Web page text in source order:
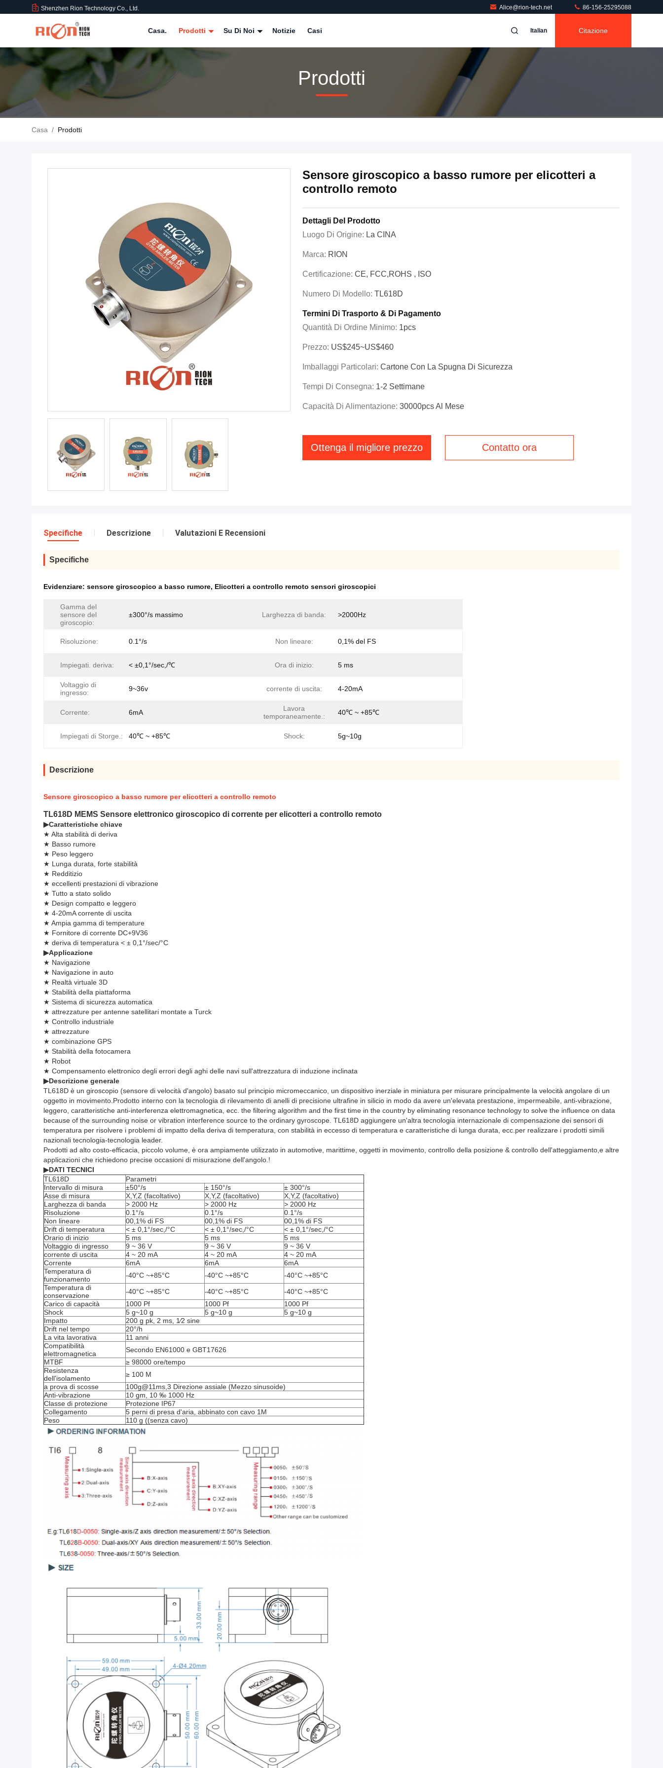
Shenzhen Rion Technology Co., Ltd. Alice@rion-tech.net 86-156-25295088
Casa. Prodotti Su Di Noi Notizie Casi Italian Citazione
Prodotti
Casa / Prodotti
Sensore giroscopico a basso rumore per elicotteri a
controllo remoto
Dettagli Del Prodotto
Luogo Di Origine: La CINA
Marca: RION
Certificazione: CE, FCC,ROHS , ISO
Numero Di Modello: TL618D
Termini Di Trasporto & Di Pagamento
Quantità Di Ordine Minimo: 1pcs
Prezzo: US$245~US$460
Imballaggi Particolari: Cartone Con La Spugna Di Sicurezza
Tempi Di Consegna: 1-2 Settimane
Capacità Di Alimentazione: 30000pcs Al Mese
Ottenga il migliore prezzo Contatto ora
Specifiche Descrizione Valutazioni E Recensioni
Specifiche
Evidenziare: sensore giroscopico a basso rumore, Elicotteri a controllo remoto sensori giroscopici
Gamma del
sensore del
giroscopio:
±300°/s massimo Larghezza di banda: >2000Hz
Risoluzione: 0.1°/s Non lineare: 0,1% del FS
Impiegati. deriva: < ±0,1°/sec,/℃ Ora di inizio: 5 ms
Voltaggio di
ingresso:
9~36v corrente di uscita: 4-20mA
Corrente: 6mA
Lavora
temporaneamente.:
40℃ ~ +85℃
Impiegati di Storge.: 40℃ ~ +85℃ Shock: 5g~10g
Descrizione
Sensore giroscopico a basso rumore per elicotteri a controllo remoto
TL618D MEMS Sensore elettronico giroscopico di corrente per elicotteri a controllo remoto
▶Caratteristiche chiave
★ Alta stabilità di deriva
★ Basso rumore
★ Peso leggero
★ Lunga durata, forte stabilità
★ Redditizio
★ eccellenti prestazioni di vibrazione
★ Tutto a stato solido
★ Design compatto e leggero
★ 4-20mA corrente di uscita
★ Ampia gamma di temperature
★ Fornitore di corrente DC+9V36
★ deriva di temperatura < ± 0,1°/sec/°C
▶Applicazione
★ Navigazione
★ Navigazione in auto
★ Realtà virtuale 3D
★ Stabilità della piattaforma
★ Sistema di sicurezza automatica
★ attrezzature per antenne satellitari montate a Turck
★ Controllo industriale
★ attrezzature
★ combinazione GPS
★ Stabilità della fotocamera
★ Robot
★ Compensamento elettronico degli errori degli aghi delle navi sull'attrezzatura di induzione inclinata
▶Descrizione generale
TL618D è un giroscopio (sensore di velocità d'angolo) basato sul principio micromeccanico, un dispositivo inerziale in miniatura per misurare principalmente la velocità angolare di un
oggetto in movimento.Prodotto interno con la tecnologia di rilevamento di anelli di precisione ultrafine in silicio in modo da avere un'elevata prestazione, impermeabile, anti-vibrazione,
leggero, caratteristiche anti-interferenza elettromagnetica, ecc. the filtering algorithm and the first time in the country by eliminating resonance technology to solve the influence on data
because of the surrounding noise or vibration interference source to the ordinary gyroscope. TL618D aggiungere un'altra tecnologia internazionale di compensazione dei sensori di
temperatura per risolvere i problemi di impatto della deriva di temperatura, con stabilità in eccesso di temperatura e caratteristiche di lunga durata, ecc.per realizzare i prodotti simili
nazionali tecnologia-tecnologia leader.
Prodotti ad alto costo-efficacia, piccolo volume, è ora ampiamente utilizzato in automotive, marittime, oggetti in movimento, controllo della posizione & controllo dell'atteggiamento,e altre
applicazioni che richiedono precise occasioni di misurazione dell'angolo.!
▶DATI TECNICI
TL618D
Parametri
Intervallo di misura
±50°/s ± 150°/s
± 300°/s
Asse di misura
X,Y,Z (facoltativo) X,Y,Z (facoltativo)
X,Y,Z (facoltativo)
Larghezza di banda
> 2000 Hz > 2000 Hz
> 2000 Hz
Risoluzione
0.1°/s 0.1°/s
0.1°/s
Non lineare
00,1% di FS 00,1% di FS
00,1% di FS
Drift di temperatura
< ± 0,1°/sec,/°C < ± 0,1°/sec,/°C
< ± 0,1°/sec,/°C
Orario di inizio
5 ms 5 ms
5 ms
Voltaggio di ingresso
9 ~ 36 V 9 ~ 36 V
9 ~ 36 V
corrente di uscita
4 ~ 20 mA 4 ~ 20 mA
4 ~ 20 mA
Corrente
6mA 6mA
6mA
Temperatura di
funzionamento
-40°C ~+85°C -40°C ~+85°C
-40°C ~+85°C
Temperatura di
conservazione
-40°C ~+85°C -40°C ~+85°C
-40°C ~+85°C
Carico di capacità
1000 Pf 1000 Pf
1000 Pf
Shock
5 g~10 g 5 g~10 g
5 g~10 g
Impatto
200 g pk, 2 ms, 1⁄2 sine
Drift nel tempo
20°/h
La vita lavorativa
11 anni
Compatibilità
elettromagnetica
Secondo EN61000 e GBT17626
MTBF
≥ 98000 ore/tempo
Resistenza
dell'isolamento
≥ 100 M
a prova di scosse
100g@11ms,3 Direzione assiale (Mezzo sinusoide)
Anti-vibrazione
10 gm, 10 ‰ 1000 Hz
Classe di protezione
Protezione IP67
Collegamento
5 perni di presa d'aria, abbinato con cavo 1M
Peso
110 g ((senza cavo)